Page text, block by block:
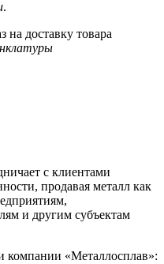
.
на доставку товара
с клиентами
продавая металл как
и другим субъектам
компании «Металлосплав»: